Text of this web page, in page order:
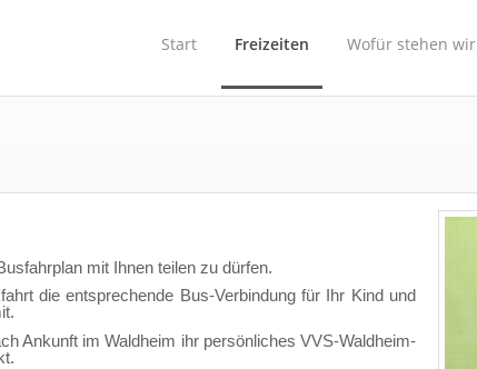
Start Freizeiten Wofür stehen wir
mit Ihnen teilen zu dürfen.
die entsprechende Bus-Verbindung für Ihr Kind und
Ankunft im Waldheim ihr persönliches VVS-Waldheim-